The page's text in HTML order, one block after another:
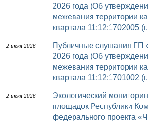
2026 года (Об
межевания территории
квартала 11:12:1702005
2 июля 2026
Публичные слушания ГП «Печора» 20 июля
2026 года (Об
межевания территории
квартала 11:12:1701002
2 июля 2026
Экологический мониторинг контейнерных
площадок Республики
федерального проекта